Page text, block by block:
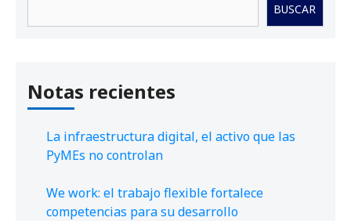
BUSCAR
Notas recientes
La infraestructura digital, el activo que las
PyMEs no controlan
We work: el trabajo flexible fortalece
competencias para su desarrollo